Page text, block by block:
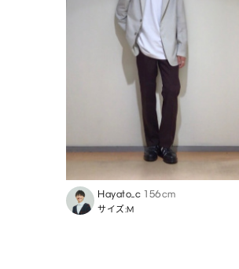
Hayato_c 156cm
サイズ:M